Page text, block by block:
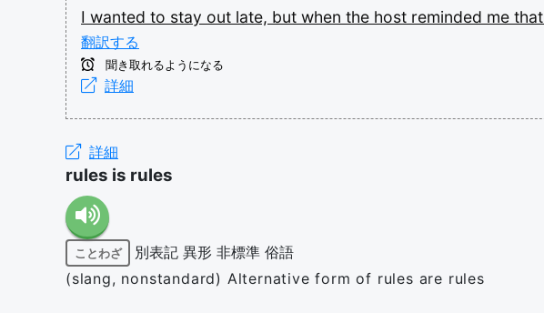
I wanted to stay out late, but when the host reminded me that
翻訳する
聞き取れるようになる
詳細
詳細
rules is rules
ことわざ 別表記 異形 非標準 俗語
(slang, nonstandard) Alternative form of rules are rules